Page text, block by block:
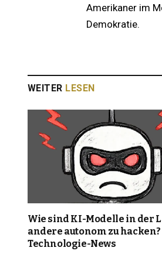
Amerikaner im
Demokratie.
WEITER LESEN
Wie sind KI-Modelle in der
andere autonom zu hacken? |
Technologie-News